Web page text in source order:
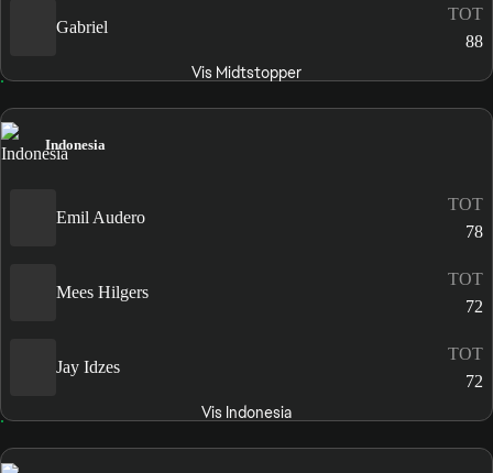
Gabriel
TOT
88
Vis Midtstopper
Indonesia
Emil Audero
TOT
78
Mees Hilgers
TOT
72
Jay Idzes
TOT
72
Vis Indonesia